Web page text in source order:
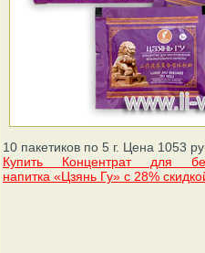
10 пакетиков по 5 г. Цена 1053
Купить Концентрат для
напитка «Цзянь Гу» с 28%